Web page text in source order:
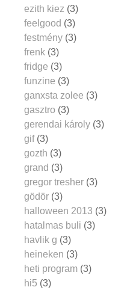
ezith kiez (3)
feelgood (3)
festmény (3)
frenk (3)
fridge (3)
funzine (3)
ganxsta zolee (3)
gasztro (3)
gerendai károly (3)
gif (3)
gozth (3)
grand (3)
gregor tresher (3)
gödör (3)
halloween 2013 (3)
hatalmas buli (3)
havlik g (3)
heineken (3)
heti program (3)
hi5 (3)